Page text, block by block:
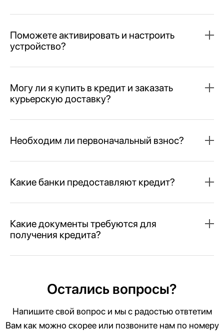
Поможете активировать и настроить
устройство?
Могу ли я купить в кредит и заказать
курьерскую доставку?
Необходим ли первоначальный взнос?
Какие банки предоставляют кредит?
Какие документы требуются для
получения кредита?
Остались вопросы?
Напишите свой вопрос и мы с радостью отвтетим
Вам как можно скорее или позвоните нам по номеру